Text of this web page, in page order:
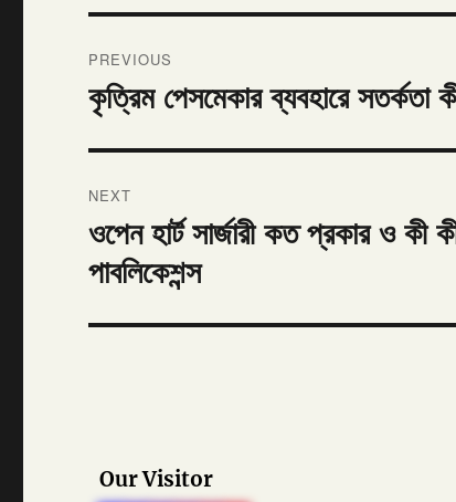
navigation
PREVIOUS
Previous
post:
কৃত্রিম পেসমেকার ব্যবহারে সতর্কতা
NEXT
Next
post:
ওপেন হার্ট সার্জারী কত
পাবলিকেশন্স
Our Visitor